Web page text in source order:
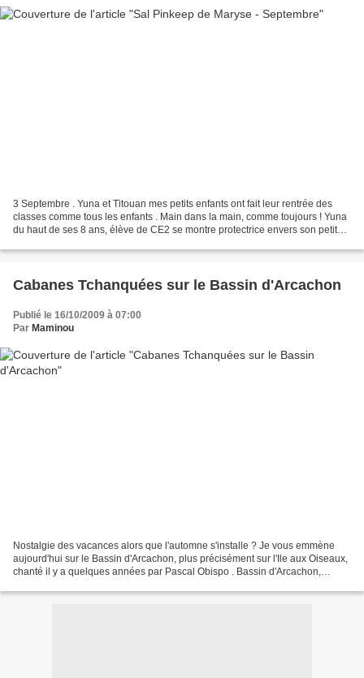
3 Septembre . Yuna et Titouan mes petits enfants ont fait leur rentrée des
classes comme tous les enfants . Main dans la main, comme toujours ! Yuna
du haut de ses 8 ans, élève de CE2 se montre protectrice envers son petit
Cabanes Tchanquées sur le Bassin d'Arcachon
Publié le 16/10/2009 à 07:00
Par Maminou
Nostalgie des vacances alors que l'automne s'installe ? Je vous emmène
aujourd'hui sur le Bassin d'Arcachon, plus précisément sur l'Ile aux Oiseaux,
chanté il y a quelques années par Pascal Obispo . Bassin d'Arcachon,